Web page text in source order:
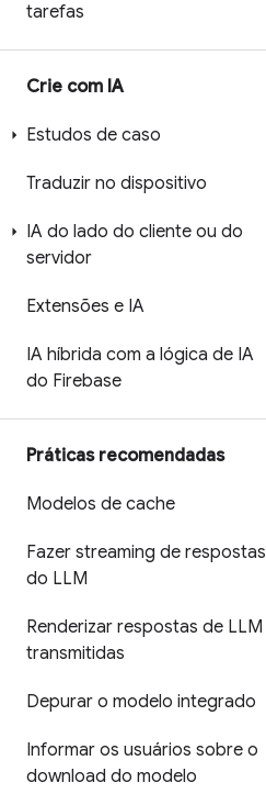
tarefas
Crie com IA
Estudos de caso
Traduzir no dispositivo
IA do lado do cliente ou do
servidor
Extensões e IA
IA híbrida com a lógica de IA
do Firebase
Práticas recomendadas
Modelos de cache
Fazer streaming de respostas
do LLM
Renderizar respostas de LLM
transmitidas
Depurar o modelo integrado
Informar os usuários sobre o
download do modelo